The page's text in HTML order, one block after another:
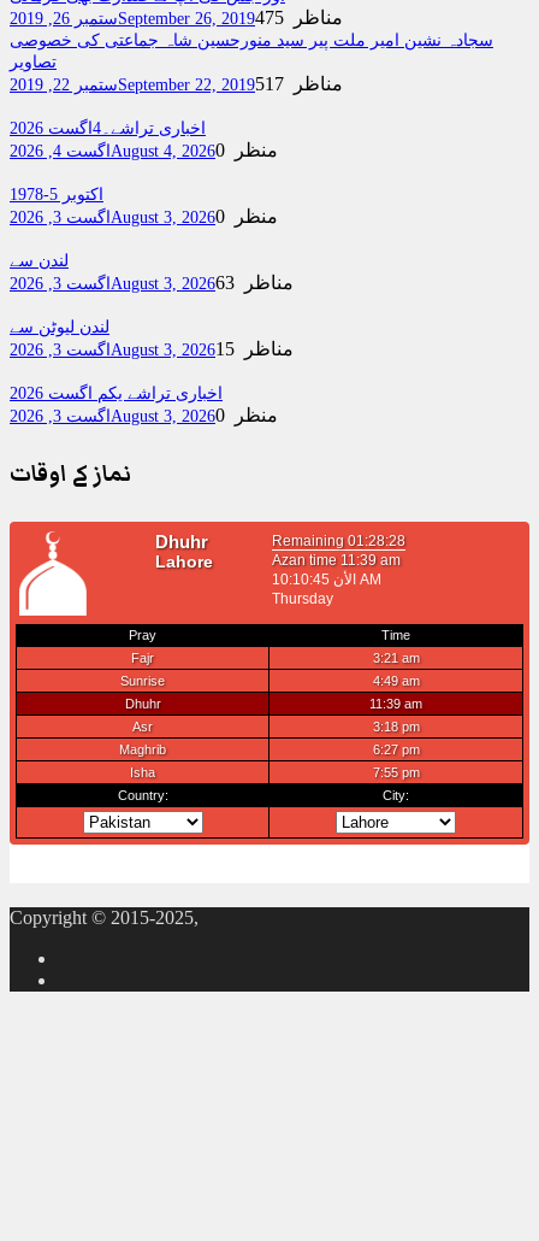
ستمبر 26, 2019September 26, 2019 475 مناظر
سجادہ نشین امیر ملت پیر سید منورحسین شاہ جماعتی کی خصوصی
تصاویر
ستمبر 22, 2019September 22, 2019 517 مناظر
اخباری تراشے۔4اگست 2026
اگست 4, 2026 August 4, 2026 0 منظر
اکتوبر 5-1978
اگست 3, 2026 August 3, 2026 0 منظر
لندن سے
اگست 3, 2026 August 3, 2026 63 مناظر
لندن لیوٹن سے
اگست 3, 2026 August 3, 2026 15 مناظر
اخباری تراشے یکم اگست 2026
اگست 3, 2026 August 3, 2026 0 منظر
نماز کے اوقات
Copyright © 2015-2025,